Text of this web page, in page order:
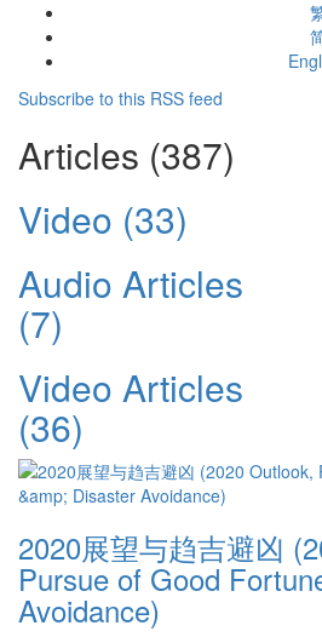
Subscribe to this RSS feed
Articles (387)
Video (33)
Audio Articles
(7)
Video Articles
(36)
2020展望与趋吉避凶
Pursue of Good
Avoidance)